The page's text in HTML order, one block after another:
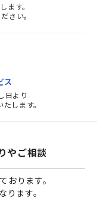
ます。
さい。
ス
日より
します。
やご相談
おります。
ります。